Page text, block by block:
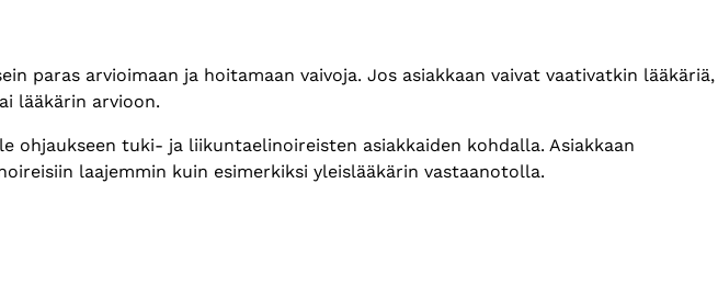
paras arvioimaan ja hoitamaan vaivoja. Jos asiakkaan vaivat vaativatkin lääkäriä,
lääkärin arvioon.
tuki- ja liikuntaelinoireisten asiakkaiden kohdalla. Asiakkaan
laajemmin kuin esimerkiksi yleislääkärin vastaanotolla.